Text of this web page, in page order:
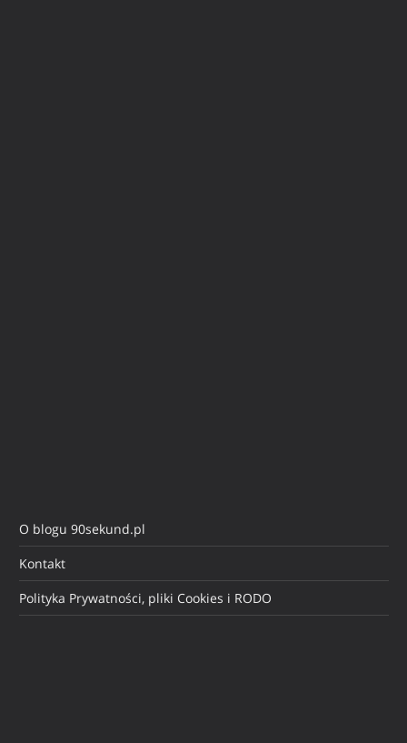
O blogu 90sekund.pl
Kontakt
Polityka Prywatności, pliki Cookies i RODO